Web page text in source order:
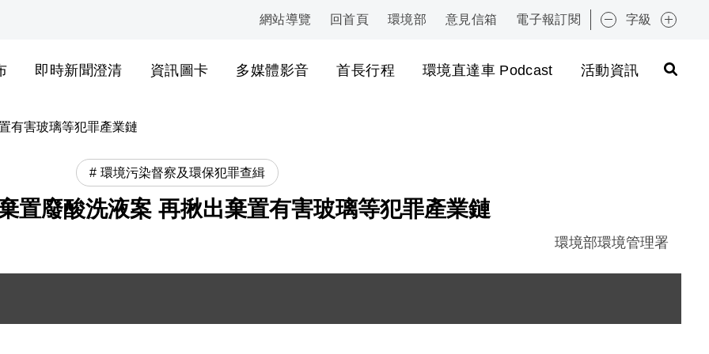
:::
網站導覽 回首頁 環境部 意見信箱 電子報訂閱 字級
即時新聞澄清 資訊圖卡 多媒體影音 首長行程 環境直達車 Podcast 活動資訊
:::
有害玻璃等犯罪產業鏈
環境污染督察及環保犯罪查緝
置廢酸洗液案 再揪出棄置有害玻璃等犯罪產業鏈
環境部環境管理署